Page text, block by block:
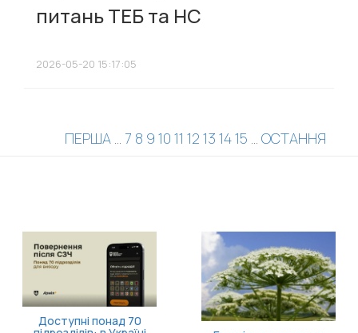
питань ТЕБ та НС
2026-05-20 15:17:05
ПЕРША... 7 8 9 10 11 12 13 1415 ... ОСТАННЯ
Доступні понад 70